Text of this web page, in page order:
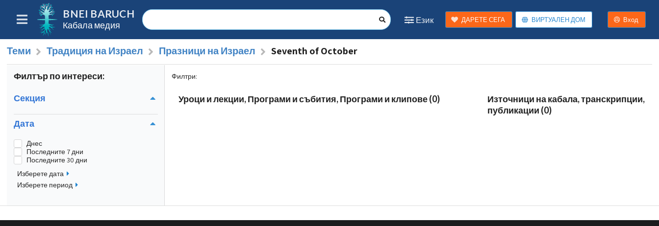
BNEI BARUCH
Кабала медия
Език ДАРЕТЕ СЕГА ВИРТУАЛЕН ДОМ Вход
Теми Традиция на Израел Празници на Израел Seventh of October
Филтър по интереси:
Секция
Дата
Днес
Последните 7 дни
Последните 30 дни
Изберете дата
Изберете период
Филтри:
Уроци и лекции, Програми и събития, Програми и клипове (0)
Източници на кабала, транскрипции,
публикации (0)